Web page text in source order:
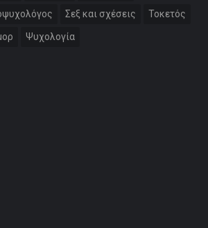
Σεξ και σχέσεις Τοκετός
Ψυχολογία